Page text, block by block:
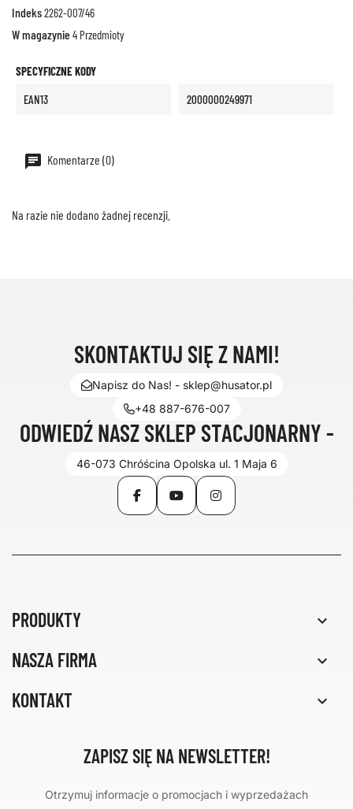
Indeks2262-007/46
W magazynie 4 Przedmioty
SPECYFICZNE KODY
EAN13
2000000249971
Komentarze (0)
Na razie nie dodano żadnej recenzji.
SKONTAKTUJ SIĘ Z NAMI!
Napisz do Nas! - sklep@husator.pl
+48 887-676-007
ODWIEDŹ NASZ SKLEP STACJONARNY -
46-073 Chróścina Opolska ul. 1 Maja 6
FacebookYouTubeInstagram
PRODUKTY 
NASZA FIRMA 
KONTAKT 
ZAPISZ SIĘ NA NEWSLETTER!
Otrzymuj informacje o promocjach i wyprzedażach